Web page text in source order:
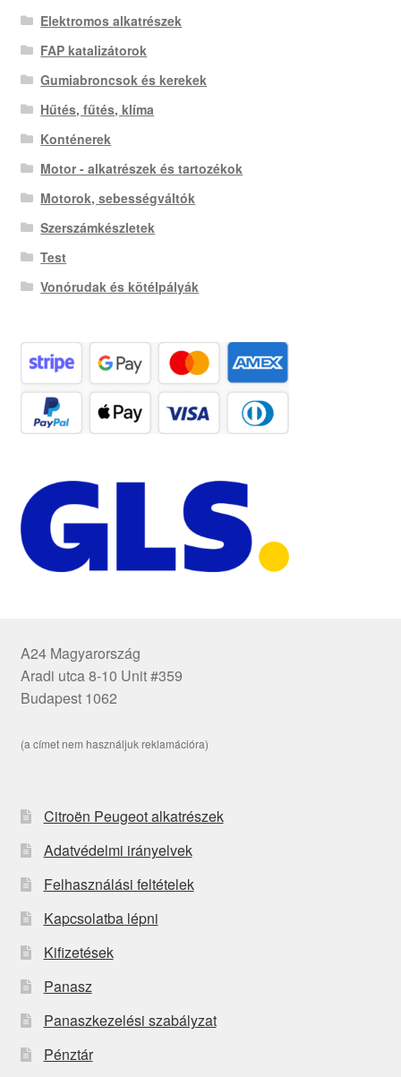
Elektromos alkatrészek
FAP katalizátorok
Gumiabroncsok és kerekek
Hűtés, fűtés, klíma
Konténerek
Motor - alkatrészek és tartozékok
Motorok, sebességváltók
Szerszámkészletek
Test
Vonórudak és kötélpályák
A24 Magyarország
Aradi utca 8-10 Unit #359
Budapest 1062
(a címet nem használjuk reklamációra)
Citroën Peugeot alkatrészek
Adatvédelmi irányelvek
Felhasználási feltételek
Kapcsolatba lépni
Kifizetések
Panasz
Panaszkezelési szabályzat
Pénztár